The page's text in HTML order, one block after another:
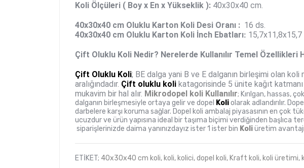
Koli Ölçüleri ( Boy x En x Yükseklik ): 40x30x40 cm.
40x30x40 cm Oluklu Karton Koli Desi Oranı : 16 ds.
40x30x40 cm Oluklu Karton Koli İnch Ebatları: 15,7x11,8x15,7
Çift Oluklu Koli Nedir? Nerelerde Kullanılır Temel Özellikleri
Çift Oluklu Koli; BE dalga yani B ve E dalganın birleşimi olan
aralığındadır. Çift oluklu koli katagorisinde 5 ünite kağıt
mukavim bir hal alır. Mikrodopel koli Kullanılır; Kırılgan, hassas,
dalganın birleşmesiyle ortaya gelir ve dopel Koliolarak adlandırılır.
darbelere karşı koruma sağlar. Dopel koli ambalaj piyasasının en
ucuzdur ve ürün yapısına ideal bir taşıma biçimi verdiğinden başlıca
siparişlerinizde daima yanınızdayız ister 1 ister bin Koliüretim
ETİKET; 40x30x40 cm koli, koli, kolici,dopel koli, Kraft koli, koli üretimi,